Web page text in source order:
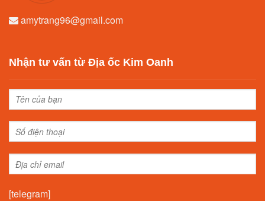
amytrang96@gmail.com
Nhận tư vấn từ Địa ốc Kim Oanh
[telegram]